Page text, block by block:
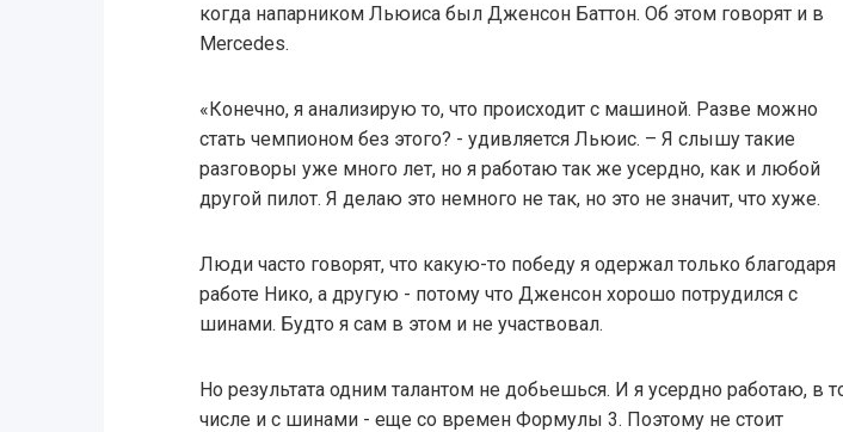
когда напарником Льюиса был Дженсон Баттон. Об этом говорят и в
Mercedes.
«Конечно, я анализирую то, что происходит с машиной. Разве можно
стать чемпионом без этого? - удивляется Льюис. – Я слышу такие
разговоры уже много лет, но я работаю так же усердно, как и любой
другой пилот. Я делаю это немного не так, но это не значит, что хуже.
Люди часто говорят, что какую-то победу я одержал только благодаря
работе Нико, а другую - потому что Дженсон хорошо потрудился с
шинами. Будто я сам в этом и не участвовал.
Но результата одним талантом не добьешься. И я усердно работаю, в
числе и с шинами - еще со времен Формулы 3. Поэтому не стоит